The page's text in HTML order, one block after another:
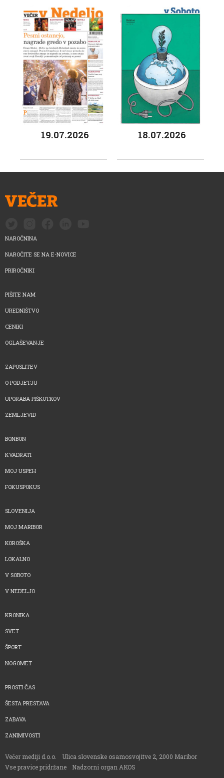
19.07.2026 18.07.2026
NAROČNINA
NAROČITE SE NA E-NOVICE
PRIROČNIKI
PIŠITE NAM
UREDNIŠTVO
CENIKI
OGLAŠEVANJE
ZAPOSLITEV
O PODJETJU
UPORABA PIŠKOTKOV
ZEMLJEVID
BONBON
KVADRATI
MOJ USPEH
FOKUSPOKUS
SLOVENIJA
MOJ MARIBOR
KOROŠKA
LOKALNO
V SOBOTO
V NEDELJO
KRONIKA
SVET
ŠPORT
NOGOMET
PROSTI ČAS
ŠESTA PRESTAVA
ZABAVA
ZANIMIVOSTI
Večer mediji d.o.o.
Ulica slovenske osamosvojitve 2, 2000 Maribor
Vse pravice pridržane
Nadzorni organ AKOS